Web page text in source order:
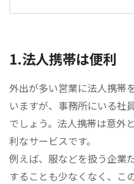
1.法人携帯は便利
外出が多い営業に法人携帯
いますが、事務所にいる社
でしょう。法人携帯は意外
利なサービスです。
例えば、服などを扱う企業
することも少なくなく、こ